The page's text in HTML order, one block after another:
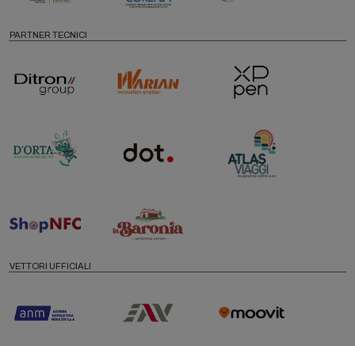
PARTNER TECNICI
VETTORI UFFICIALI